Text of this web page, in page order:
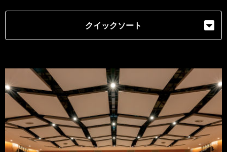
クイックソート